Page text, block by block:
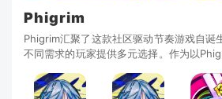
Phigrim
Phigrim汇聚了这款社区驱动节奏游戏自诞
不同需求的玩家提供多元选择。作为以